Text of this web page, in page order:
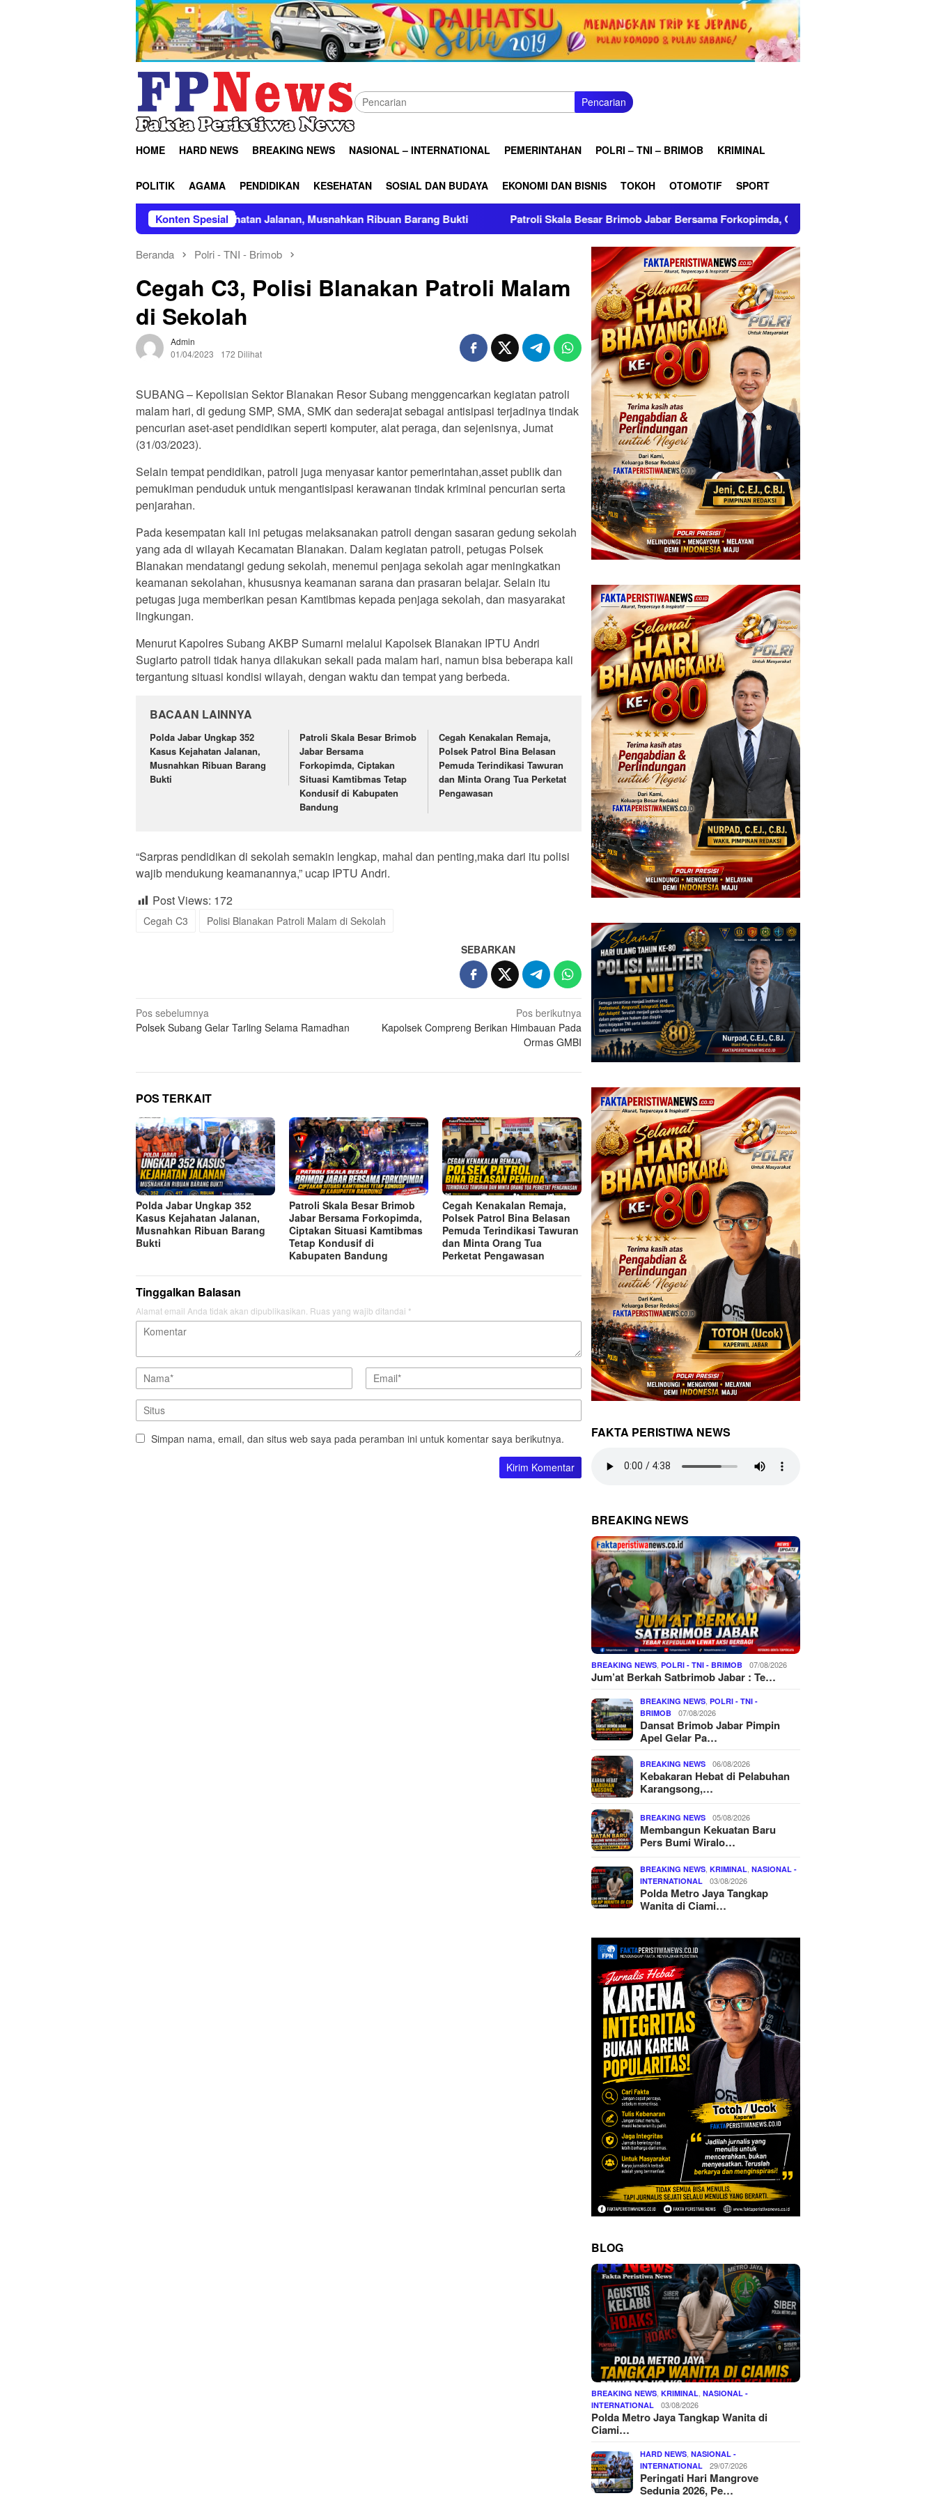
Pencarian
HOME HARD NEWS BREAKING NEWS NASIONAL – INTERNATIONAL PEMERINTAHAN POLRI – TNI – BRIMOB KRIMINAL
POLITIK AGAMA PENDIDIKAN KESEHATAN SOSIAL DAN BUDAYA EKONOMI DAN BISNIS TOKOH OTOMOTIF SPORT
Konten Spesial
352 Kasus Kejahatan Jalanan, Musnahkan Ribuan Barang Bukti Patroli Skala Besar Brimob Jabar Bersama Forkopimda, Ciptakan Situasi Kamtibmas Tetap Kondusif di
Beranda Polri - TNI - Brimob
Cegah C3, Polisi Blanakan Patroli Malam
di Sekolah
Admin
01/04/2023
172 Dilihat
SUBANG – Kepolisian Sektor Blanakan Resor Subang menggencarkan kegiatan patroli
malam hari, di gedung SMP, SMA, SMK dan sederajat sebagai antisipasi terjadinya tindak
pencurian aset-aset pendidikan seperti komputer, alat peraga, dan sejenisnya, Jumat
(31/03/2023).
Selain tempat pendidikan, patroli juga menyasar kantor pemerintahan,asset publik dan
pemukiman penduduk untuk mengantisipasi kerawanan tindak kriminal pencurian serta
penjarahan.
Pada kesempatan kali ini petugas melaksanakan patroli dengan sasaran gedung sekolah
yang ada di wilayah Kecamatan Blanakan. Dalam kegiatan patroli, petugas Polsek
Blanakan mendatangi gedung sekolah, menemui penjaga sekolah agar meningkatkan
keamanan sekolahan, khususnya keamanan sarana dan prasaran belajar. Selain itu
petugas juga memberikan pesan Kamtibmas kepada penjaga sekolah, dan masyarakat
lingkungan.
Menurut Kapolres Subang AKBP Sumarni melalui Kapolsek Blanakan IPTU Andri
Sugiarto patroli tidak hanya dilakukan sekali pada malam hari, namun bisa beberapa kali
tergantung situasi kondisi wilayah, dengan waktu dan tempat yang berbeda.
BACAAN LAINNYA
Polda Jabar Ungkap 352
Kasus Kejahatan Jalanan,
Musnahkan Ribuan Barang
Bukti
Patroli Skala Besar Brimob
Jabar Bersama
Forkopimda, Ciptakan
Situasi Kamtibmas Tetap
Kondusif di Kabupaten
Bandung
Cegah Kenakalan Remaja,
Polsek Patrol Bina Belasan
Pemuda Terindikasi Tawuran
dan Minta Orang Tua Perketat
Pengawasan
“Sarpras pendidikan di sekolah semakin lengkap, mahal dan penting,maka dari itu polisi
wajib mendukung keamanannya,” ucap IPTU Andri.
Post Views: 172
Cegah C3 Polisi Blanakan Patroli Malam di Sekolah
SEBARKAN
Navigasi
pos
Pos sebelumnya
Polsek Subang Gelar Tarling Selama Ramadhan
Pos berikutnya
Kapolsek Compreng Berikan Himbauan Pada
Ormas GMBI
POS TERKAIT
Polda Jabar Ungkap 352
Kasus Kejahatan Jalanan,
Musnahkan Ribuan Barang
Bukti
Patroli Skala Besar Brimob
Jabar Bersama Forkopimda,
Ciptakan Situasi Kamtibmas
Tetap Kondusif di
Kabupaten Bandung
Cegah Kenakalan Remaja,
Polsek Patrol Bina Belasan
Pemuda Terindikasi Tawuran
dan Minta Orang Tua
Perketat Pengawasan
Tinggalkan Balasan
Alamat email Anda tidak akan dipublikasikan. Ruas yang wajib ditandai *
Simpan nama, email, dan situs web saya pada peramban ini untuk komentar saya berikutnya. FAKTA PERISTIWA NEWS
BREAKING NEWS
BREAKING NEWS,POLRI - TNI - BRIMOB 07/08/2026
Jum’at Berkah Satbrimob Jabar : Te…
BREAKING NEWS,POLRI - TNI -
BRIMOB
07/08/2026
Dansat Brimob Jabar Pimpin
Apel Gelar Pa…
BREAKING NEWS 06/08/2026
Kebakaran Hebat di Pelabuhan
Karangsong,…
BREAKING NEWS 05/08/2026
Membangun Kekuatan Baru
Pers Bumi Wiralo…
BREAKING NEWS,KRIMINAL,NASIONAL -
INTERNATIONAL
03/08/2026
Polda Metro Jaya Tangkap
Wanita di Ciami…
BLOG
BREAKING NEWS ,KRIMINAL ,NASIONAL -
INTERNATIONAL
03/08/2026
Polda Metro Jaya Tangkap Wanita di
Ciami…
HARD NEWS ,NASIONAL -
INTERNATIONAL
29/07/2026
Peringati Hari Mangrove
Sedunia 2026, Pe…